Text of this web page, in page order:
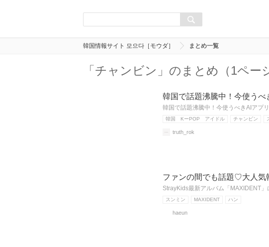
韓国情報サイト 모으다［モウダ］ まとめ一覧
「チャンビン」のまとめ（1ペー
韓国で話題沸騰中！今使うべ
韓国で話題沸騰中！今使うべきAIアプ
韓国 KーPOP アイドル チャンビン
truth_rok
ファンの間でも話題♡大人気
StrayKids最新アルバム「MAXIDENT
スンミン MAXIDENT ハン
haeun